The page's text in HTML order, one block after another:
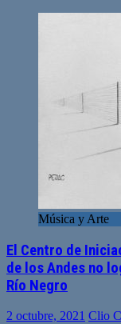
Música y Arte
El Centro de
de los Andes no
Río Negro
2 octubre, 2021 Clio